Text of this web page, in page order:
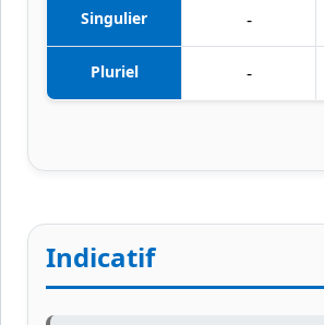
Singulier -
Pluriel -
Indicatif